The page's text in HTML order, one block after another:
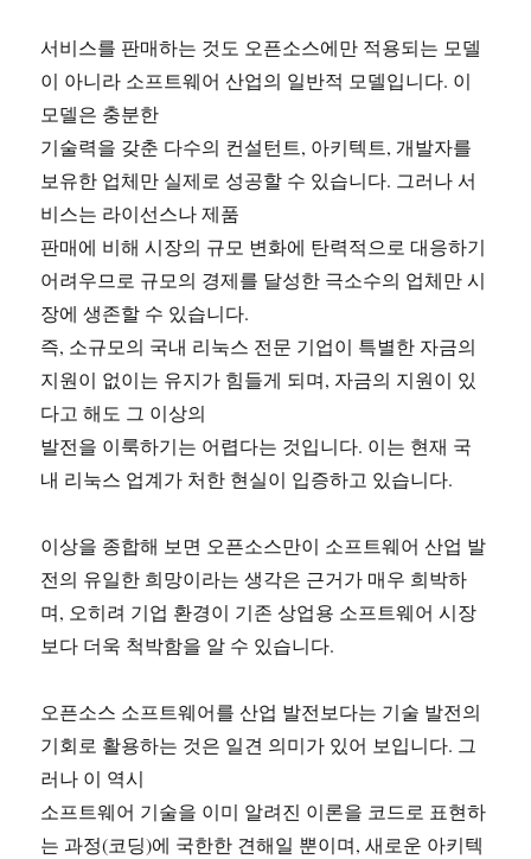
서비스를 판매하는 것도 오픈소스에만 적용되는 모델
이 아니라 소프트웨어 산업의 일반적 모델입니다. 이
모델은 충분한
기술력을 갖춘 다수의 컨설턴트, 아키텍트, 개발자를
보유한 업체만 실제로 성공할 수 있습니다. 그러나 서
비스는 라이선스나 제품
판매에 비해 시장의 규모 변화에 탄력적으로 대응하기
어려우므로 규모의 경제를 달성한 극소수의 업체만 시
장에 생존할 수 있습니다.
즉, 소규모의 국내 리눅스 전문 기업이 특별한 자금의
지원이 없이는 유지가 힘들게 되며, 자금의 지원이 있
다고 해도 그 이상의
발전을 이룩하기는 어렵다는 것입니다. 이는 현재 국
내 리눅스 업계가 처한 현실이 입증하고 있습니다.
이상을 종합해 보면 오픈소스만이 소프트웨어 산업 발
전의 유일한 희망이라는 생각은 근거가 매우 희박하
며, 오히려 기업 환경이 기존 상업용 소프트웨어 시장
보다 더욱 척박함을 알 수 있습니다.
오픈소스 소프트웨어를 산업 발전보다는 기술 발전의
기회로 활용하는 것은 일견 의미가 있어 보입니다. 그
러나 이 역시
소프트웨어 기술을 이미 알려진 이론을 코드로 표현하
는 과정(코딩)에 국한한 견해일 뿐이며, 새로운 아키텍